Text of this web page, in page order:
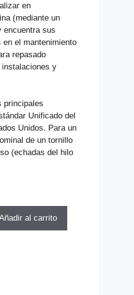
en
(mediante un
encuentra sus
el mantenimiento
repasado
y
principales
Unificado del
Unidos. Para un
de un tornillo
(echadas del hilo
al carrito